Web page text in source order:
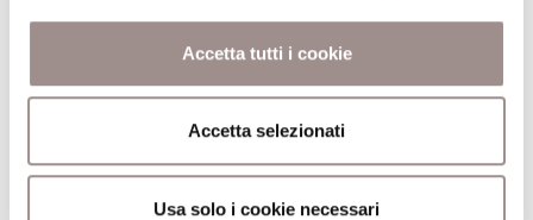
Accetta tutti i cookie
Accetta selezionati
Usa solo i cookie necessari
attribuendo a Bernardina quei tratti che in
un passato recente sarebbero stati
considerati tipici delle donne accusate di
stregoneria e di contatti col demonio. Tale
pessima reputazione era condivisa non